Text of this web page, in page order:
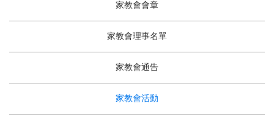
家教會會章
家教會理事名單
家教會通告
家教會活動